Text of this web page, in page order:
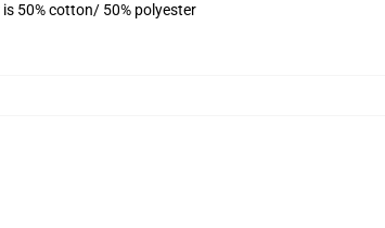
50% cotton/ 50% polyester